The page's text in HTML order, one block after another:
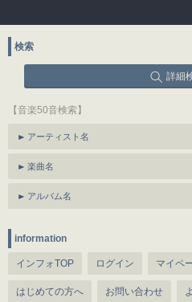
検索
詳細
【音楽50音検索】
アーティスト名
楽曲名
アルバム名
information
インフォTOP ログイン マイペ
はじめての方へ お問い合わせ